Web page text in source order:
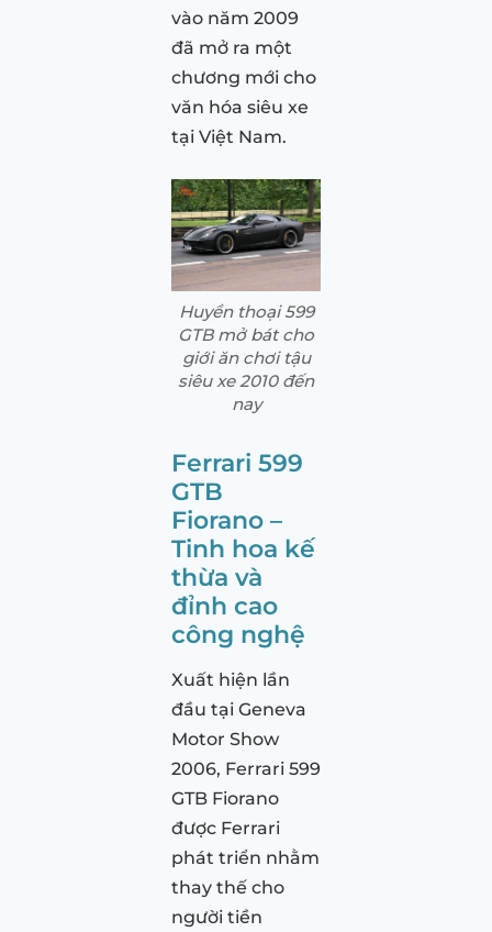
vào năm 2009
đã mở ra một
chương mới cho
văn hóa siêu xe
tại Việt Nam.
Huyền thoại 599
GTB mở bát cho
giới ăn chơi tậu
siêu xe 2010 đến
nay
Ferrari 599
GTB
Fiorano –
Tinh hoa kế
thừa và
đỉnh cao
công nghệ
Xuất hiện lần
đầu tại Geneva
Motor Show
2006, Ferrari 599
GTB Fiorano
được Ferrari
phát triển nhằm
thay thế cho
người tiền